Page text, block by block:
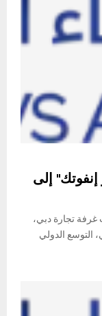
إلى
دعمت غرفة تجارة دبي،
التوسع الدولي